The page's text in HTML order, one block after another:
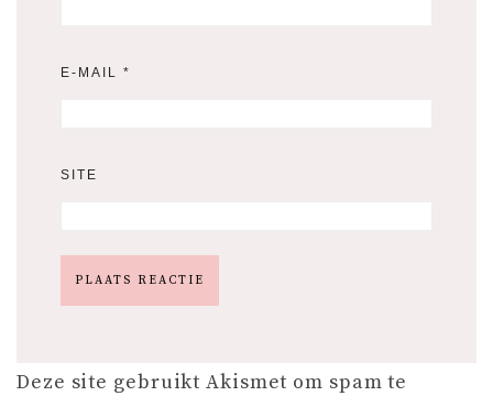
E-MAIL *
SITE
Deze site gebruikt Akismet om spam te